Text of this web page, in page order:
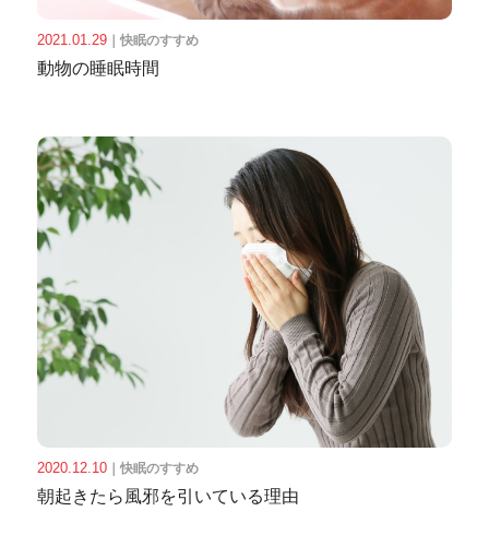
2021.01.29｜ 快眠のすすめ
動物の睡眠時間
2020.12.10｜ 快眠のすすめ
朝起きたら風邪を引いている理由